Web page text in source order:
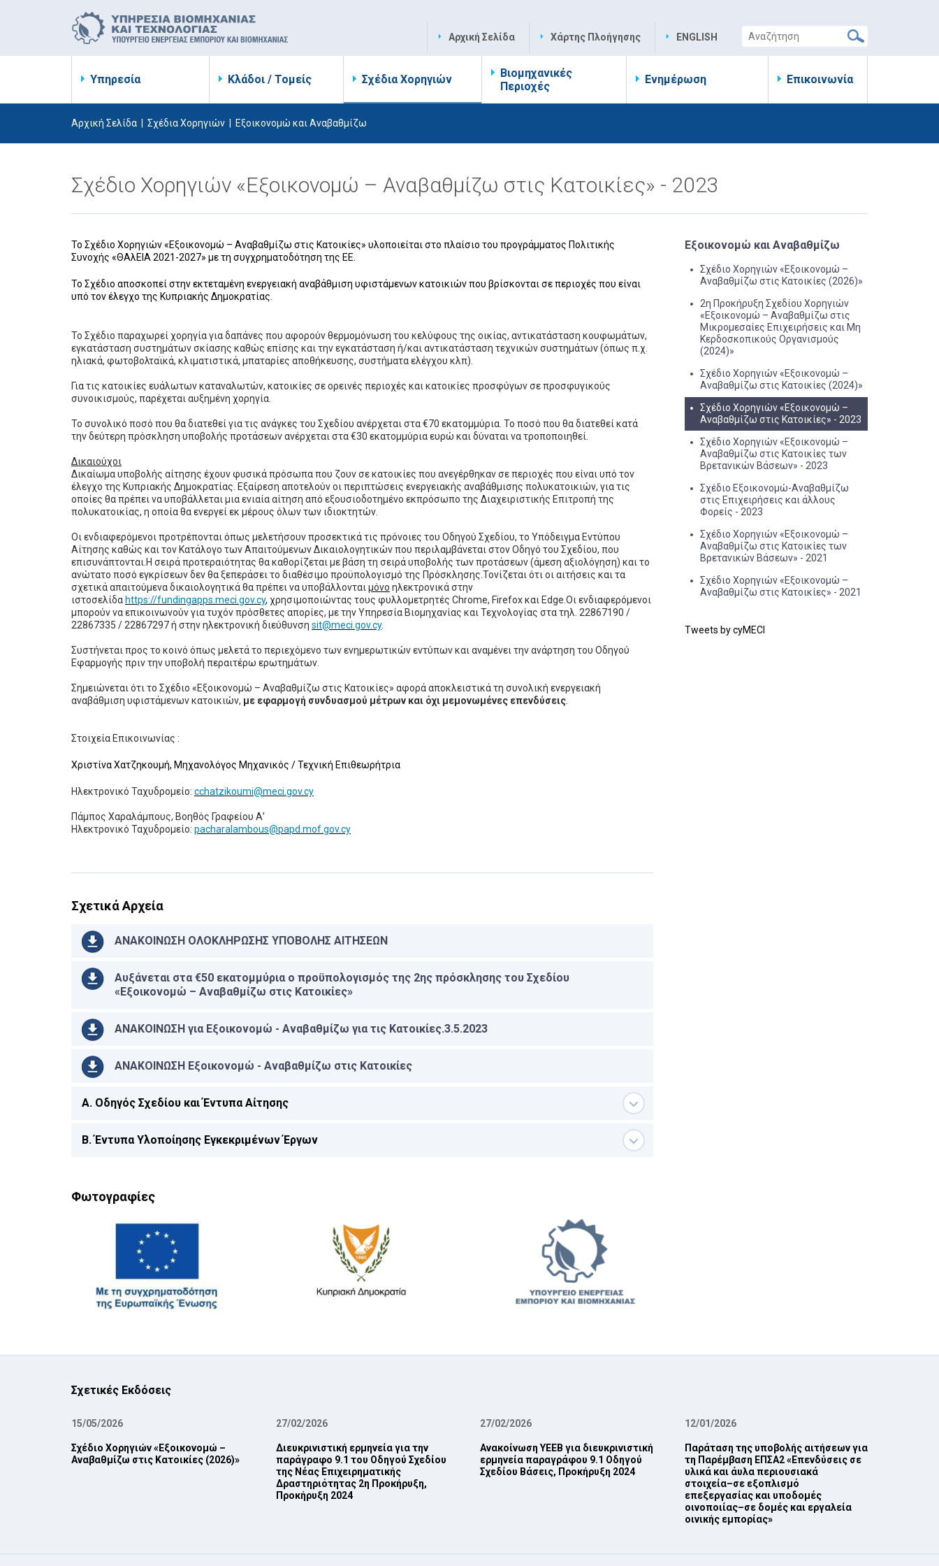
Αρχική Σελίδα Χάρτης Πλοήγησης ENGLISH
Υπηρεσία Κλάδοι / Τομείς Σχέδια Χορηγιών
Βιομηχανικές
Περιοχές
Ενημέρωση Επικοινωνία
Αρχική Σελίδα Σχέδια Χορηγιών Εξοικονομώ και Αναβαθμίζω
Σχέδιο Χορηγιών «Εξοικονομώ – Αναβαθμίζω στις Κατοικίες» - 2023
Το Σχέδιο Χορηγιών «Εξοικονομώ – Αναβαθμίζω στις Κατοικίες» υλοποιείται στο πλαίσιο του προγράμματος Πολιτικής
Συνοχής «ΘΑλΕΙΑ 2021-2027» με τη συγχρηματοδότηση της ΕΕ.
Το Σχέδιο αποσκοπεί στην εκτεταμένη ενεργειακή αναβάθμιση υφιστάμενων κατοικιών που βρίσκονται σε περιοχές που είναι
υπό τον έλεγχο της Κυπριακής Δημοκρατίας.
Το Σχέδιο παραχωρεί χορηγία για δαπάνες που αφορούν θερμομόνωση του κελύφους της οικίας, αντικατάσταση κουφωμάτων,
εγκατάσταση συστημάτων σκίασης καθώς επίσης και την εγκατάσταση ή/και αντικατάσταση τεχνικών συστημάτων (όπως π.χ.
ηλιακά, φωτοβολταϊκά, κλιματιστικά, μπαταρίες αποθήκευσης, συστήματα ελέγχου κλπ).
Για τις κατοικίες ευάλωτων καταναλωτών, κατοικίες σε ορεινές περιοχές και κατοικίες προσφύγων σε προσφυγικούς
συνοικισμούς, παρέχεται αυξημένη χορηγία.
Το συνολικό ποσό που θα διατεθεί για τις ανάγκες του Σχεδίου ανέρχεται στα €70 εκατομμύρια. Το ποσό που θα διατεθεί κατά
την δεύτερη πρόσκληση υποβολής προτάσεων ανέρχεται στα €30 εκατομμύρια ευρώ και δύναται να τροποποιηθεί.
Δικαιούχοι
Δικαίωμα υποβολής αίτησης έχουνφυσικά πρόσωπαπου ζουν σε κατοικίες που ανεγέρθηκαν σε περιοχές που είναι υπό τον
έλεγχο της Κυπριακής Δημοκρατίας. Εξαίρεση αποτελούν οι περιπτώσεις ενεργειακής αναβάθμισης πολυκατοικιών, για τις
οποίες θα πρέπει να υποβάλλεται μια ενιαία αίτηση από εξουσιοδοτημένο εκπρόσωπο της Διαχειριστικής Επιτροπή της
πολυκατοικίας, η οποία θα ενεργεί εκ μέρους όλων των ιδιοκτητών.
Οι ενδιαφερόμενοι προτρέπονται όπως μελετήσουν προσεκτικά τις πρόνοιες του Οδηγού Σχεδίου, τo Υπόδειγμα Εντύπου
Αίτησης καθώς και τον Κατάλογο των Απαιτούμενων Δικαιολογητικών που περιλαμβάνεται στον Οδηγό του Σχεδίου, που
επισυνάπτονται.Η σειρά προτεραιότητας θα καθορίζεται με βάση τη σειρά υποβολής των προτάσεων (άμεση αξιολόγηση) και το
ανώτατο ποσό εγκρίσεων δεν θα ξεπεράσει το διαθέσιμο προϋπολογισμό της Πρόσκλησης. Τονίζεται ότι οι αιτήσεις και τα
σχετικά απαιτούμενα δικαιολογητικά θα πρέπει να υποβάλλονται μόνο ηλεκτρονικά στην
ιστοσελίδα https://fundingapps.meci.gov.cy, χρησιμοποιώντας τους φυλλομετρητές Chrome, Firefox και Edge.Οι ενδιαφερόμενοι
μπορούν να επικοινωνούν για τυχόν πρόσθετες απορίες, με την Υπηρεσία Βιομηχανίας και Τεχνολογίας στα τηλ. 22867190 /
22867335 / 22867297ή στην ηλεκτρονική διεύθυνση sit@meci.gov.cy.
Συστήνεται προς το κοινό όπως μελετά το περιεχόμενο των ενημερωτικών εντύπων και αναμένει την ανάρτηση του Οδηγού
Εφαρμογής πριν την υποβολή περαιτέρω ερωτημάτων.
Σημειώνεται ότι το Σχέδιο «Εξοικονομώ – Αναβαθμίζω στις Κατοικίες» αφορά αποκλειστικά τη συνολική ενεργειακή
αναβάθμιση υφιστάμενων κατοικιών, με εφαρμογή συνδυασμού μέτρων και όχι μεμονωμένες επενδύσεις
Στοιχεία Επικοινωνίας :
Χριστίνα Χατζηκουμή, Μηχανολόγος Μηχανικός / Τεχνική Επιθεωρήτρια
Ηλεκτρονικό Ταχυδρομείο: cchatzikoumi@meci.gov.cy
Πάμπος Χαραλάμπους, Βοηθός Γραφείου Α’
Ηλεκτρονικό Ταχυδρομείο: pacharalambous@papd.mof.gov.cy
Σχετικά Αρχεία
ΑΝΑΚΟΙΝΩΣΗ ΟΛΟΚΛΗΡΩΣΗΣ ΥΠΟΒΟΛΗΣ ΑΙΤΗΣΕΩΝ
Αυξάνεται στα €50 εκατομμύρια ο προϋπολογισμός της 2ης πρόσκλησης του Σχεδίου
«Εξοικονομώ – Αναβαθμίζω στις Κατοικίες»
ΑΝΑΚΟΙΝΩΣΗ για Εξοικονομώ - Αναβαθμίζω για τις Κατοικίες.3.5.2023
ΑΝΑΚΟΙΝΩΣΗ Εξοικονομώ - Αναβαθμίζω στις Κατοικίες
A. Οδηγός Σχεδίου και Έντυπα Αίτησης
Β. Έντυπα Υλοποίησης Εγκεκριμένων Έργων
Φωτογραφίες
Εξοικονομώ και Αναβαθμίζω
Σχέδιο Χορηγιών «Εξοικονομώ –
Αναβαθμίζω στις Κατοικίες (2026)»
2η Προκήρυξη Σχεδίου Χορηγιών
«Εξοικονομώ – Αναβαθμίζω στις
Μικρομεσαίες Επιχειρήσεις και Μη
Κερδοσκοπικούς Οργανισμούς
(2024)»
Σχέδιο Χορηγιών «Εξοικονομώ –
Αναβαθμίζω στις Κατοικίες (2024)»
Σχέδιο Χορηγιών «Εξοικονομώ –
Αναβαθμίζω στις Κατοικίες» - 2023
Σχέδιο Χορηγιών «Εξοικονομώ –
Αναβαθμίζω στις Κατοικίες των
Βρετανικών Βάσεων» - 2023
Σχέδιο Εξοικονομώ-Αναβαθμίζω
στις Επιχειρήσεις και άλλους
Φορείς - 2023
Σχέδιο Χορηγιών «Εξοικονομώ –
Αναβαθμίζω στις Κατοικίες των
Βρετανικών Βάσεων» - 2021
Σχέδιο Χορηγιών «Εξοικονομώ –
Αναβαθμίζω στις Κατοικίες» - 2021
Tweets by cyMECI
Σχετικές Εκδόσεις
15/05/2026
Σχέδιο Χορηγιών «Εξοικονομώ –
Αναβαθμίζω στις Κατοικίες (2026)»
27/02/2026
Διευκρινιστική ερμηνεία για την
παράγραφο 9.1 του Οδηγού Σχεδίου
της Νέας ‎Επιχειρηματικής
Δραστηριότητας 2η Προκήρυξη,
Προκήρυξη 2024‎
27/02/2026
Ανακοίνωση ΥΕΕΒ για διευκρινιστική
ερμηνεία παραγράφου 9.1 Οδηγού
Σχεδίου Βάσεις, Προκήρυξη 2024‎
12/01/2026
Παράταση της υποβολής αιτήσεων για
τη Παρέμβαση ΕΠ‎ΣΑ2 ‎«Επενδύσεις σε
υλικά και άυλα περιουσιακά
στοιχεία–σε εξοπλισμό
επεξεργασίας και ‎υποδομές
οινοποιίας–σε δομές και εργαλεία
οινικής εμπορίας»‎